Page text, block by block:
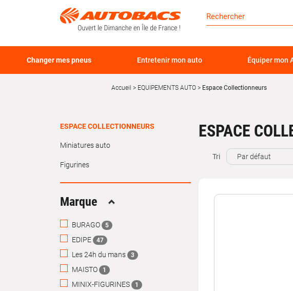
Changer mes pneus Entretenir mon auto Équiper mon
Accueil EQUIPEMENTS AUTO Espace Collectionneurs
ESPACE COLLECTIONNEURS
Miniatures auto
Figurines
Marque Replier
BURAGO 5
EDIPE 47
Les 24h du mans 3
MAISTO 1
MINIX-FIGURINES 1
ESPACE
Tri Par défaut